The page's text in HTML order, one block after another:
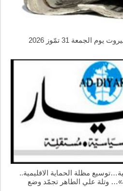
الجمعة 31 تمّوز 2026
مظلة الحماية الاقليمية..
وتلة علي الطاهر تجمّد وضع